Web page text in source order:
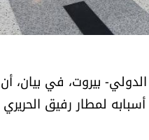
بيروت، في
لمطار رفيق